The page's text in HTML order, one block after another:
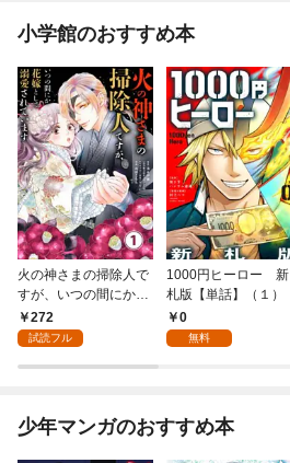
小学館のおすすめ本
火の神さまの掃除人で
すが、いつの間にか花
嫁として溺愛されてい
ます【単話】（１）
272
試読フル
1000円ヒーロー 新
札版【単話】（１）
0
無料
少年マンガのおすすめ本